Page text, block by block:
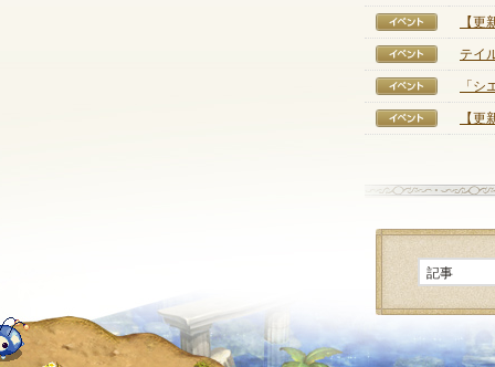
【イ
【
【イ
テイ
【イ
「
【イ
【